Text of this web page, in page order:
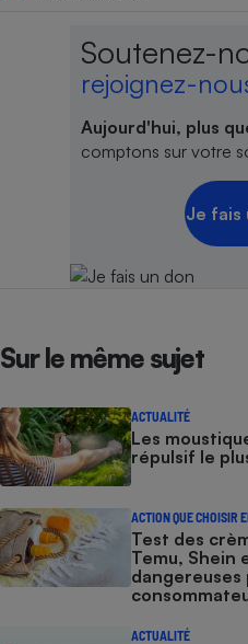
Soutenez-
rejoignez-
Aujourd'hui, plus
comptons sur votre
Je fais
Sur le même sujet
ACTUALITÉ
Les
répulsif le
ACTION QUE CHOISIR
Test des
Temu, Shein
dangereuses
ACTUALITÉ